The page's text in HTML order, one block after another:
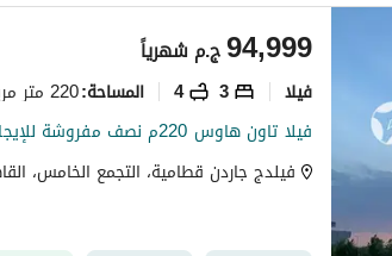
ج.م94,999 شهرياً
فیلا 3
4 المساحة:220 متر مربع